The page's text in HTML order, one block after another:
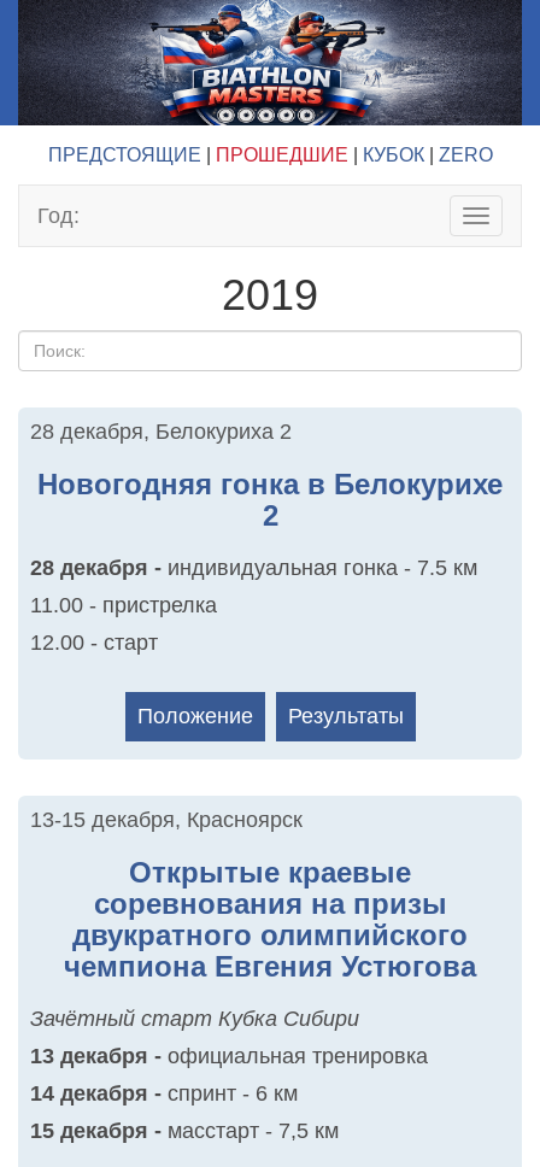
ПРЕДСТОЯЩИЕ ПРОШЕДШИЕ КУБОК ZERO
Toggle
Год:
2019
28 декабря, Белокуриха 2
Новогодняя гонка в Белокурихе
2
28 декабря - индивидуальная гонка - 7.5 км
11.00 - пристрелка
12.00 - старт
Положение Результаты
13-15 декабря, Красноярск
Открытые краевые
соревнования на призы
двукратного олимпийского
чемпиона Евгения Устюгова
Зачётный старт Кубка Сибири
13 декабря - официальная тренировка
14 декабря - спринт - 6 км
15 декабря - масстарт - 7,5 км